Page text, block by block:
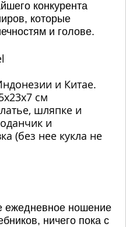
конкурента
которые
и голове.
и Китае.
см
шляпке и
и
(без нее кукла не
ежедневное ношение
ничего пока с